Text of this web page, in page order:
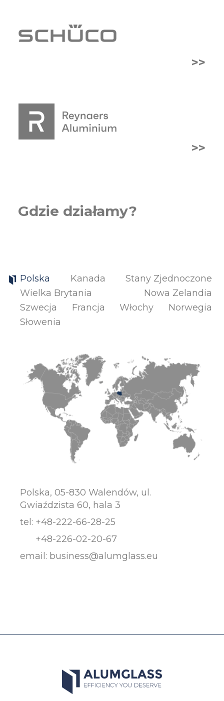
>>
>>
Gdzie działamy?
Polska Kanada
Stany Zjednoczone
Wielka Brytania
Nowa Zelandia
Szwecja
Francja Włochy
Norwegia
Słowenia
Polska, 05-830 Walendów, ul.
Gwiaździsta 60, hala 3
tel: +48-222-66-28-25
+48-226-02-20-67
email: business@alumglass.eu